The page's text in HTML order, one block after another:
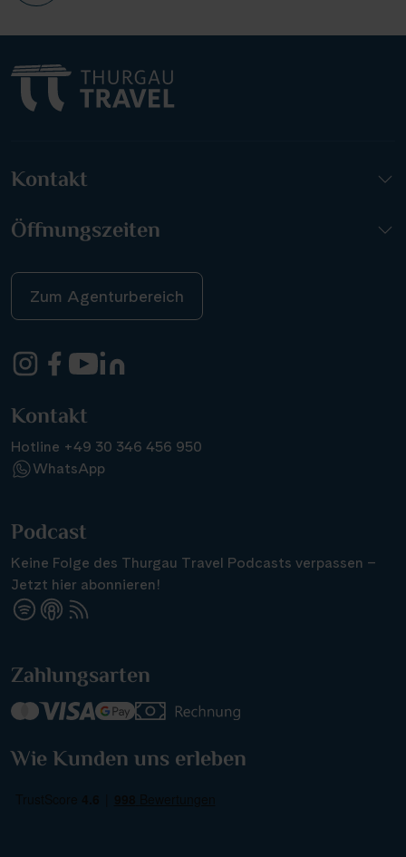
Kontakt
Öffnungszeiten
Zum Agenturbereich
Kontakt
Hotline +49 30 346 456 950
WhatsApp
Podcast
Keine Folge des Thurgau Travel Podcasts verpassen –
Jetzt hier abonnieren!
Zahlungsarten
Wie Kunden uns erleben